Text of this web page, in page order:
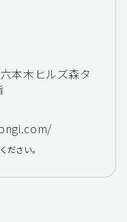
本木ヒルズ森タ
ださい。